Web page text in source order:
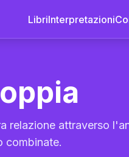
LibriInterpretazioni
relazione attraverso
combinate.